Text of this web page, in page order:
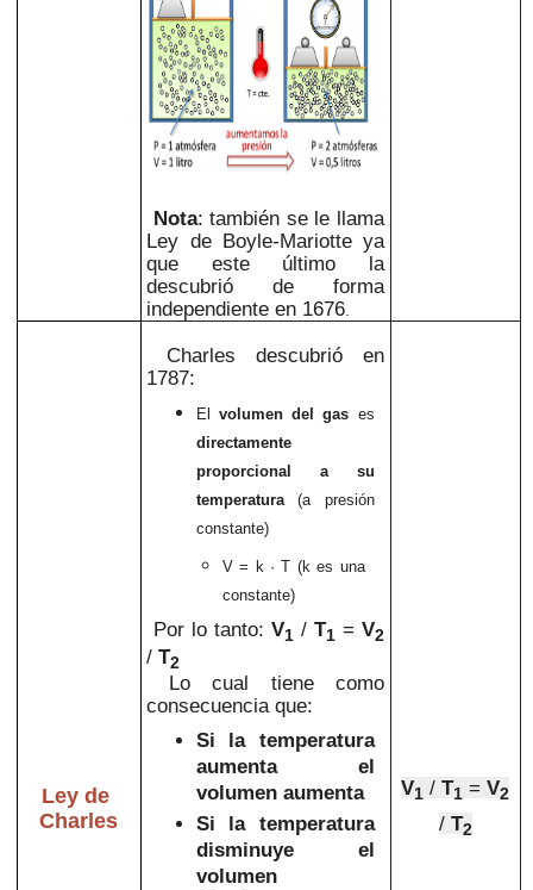
Nota: también se le llama
Ley de Boyle-Mariotte ya
que este último la
descubrió de forma
independiente en 1676
Ley de
Charles
Charles descubrió en
1787:
El volumen del gas es
directamente
proporcional a su
temperatura(a presión
constante)
V = k · T (k es una
constante)
Por lo tanto: V1 / T1 =V2
/T2
Lo cual tiene como
consecuencia que:
Si la temperatura
aumenta el
volumen aumenta
Si la temperatura
disminuye el
volumen
V1 / T1 =V2
/ T2